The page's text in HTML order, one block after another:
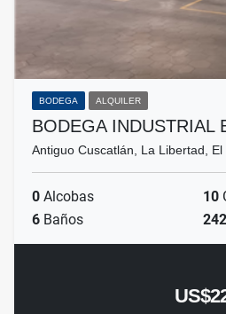
BODEGA ALQUILER
BODEGA INDUSTRIAL
Antiguo Cuscatlán, La Libertad, El
0 Alcobas 10
6 Baños